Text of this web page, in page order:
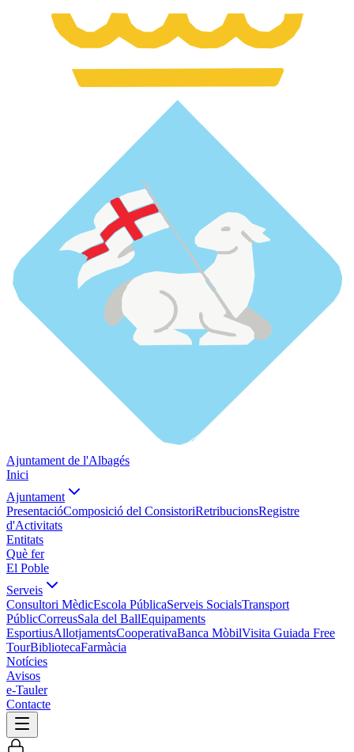
Ajuntament de l'Albagés
Inici
Ajuntament
PresentacióComposició del ConsistoriRetribucionsRegistre
d'Activitats
Entitats
Què fer
El Poble
Serveis
Consultori MèdicEscola PúblicaServeis SocialsTransport
PúblicCorreusSala del BallEquipaments
EsportiusAllotjamentsCooperativaBanca MòbilVisita Guiada Free
TourBibliotecaFarmàcia
Notícies
Avisos
e-Tauler
Contacte